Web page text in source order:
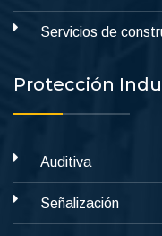
Servicios de
Protección
Auditiva
Señalización